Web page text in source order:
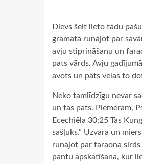
Dievs šeit lieto tādu
grāmatā runājot par
avju stiprināšanu un
pats vārds. Avju
avots un pats vēlas to
Neko tamlīdzīgu nevar
un tas pats. Piemēram,
Ecechiēla 30:25 Tas
sašļuks.” Uzvara un
runājot par faraona
pantu apskatīšana, kur